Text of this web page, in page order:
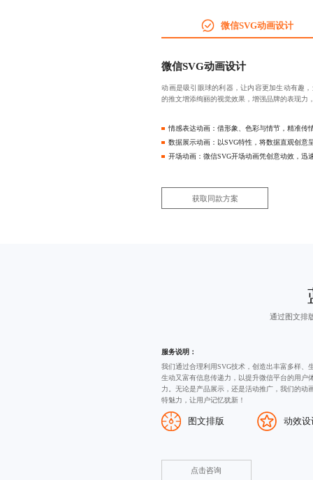
微信SVG动画设计
微信SVG动画设计
动画是吸引眼球的利器，让内容更加生动有趣
的推文增添绚丽的视觉效果，增强品牌的表现力
情感表达动画：借形象、色彩与情节，精准传
数据展示动画：以SVG特性，将数据直观创意
开场动画：微信SVG开场动画凭创意动效，迅
获取同款方案
通过图文排
服务说明：
我们通过合理利用SVG技术，创造出丰富多样、
生动又富有信息传递力，以提升微信平台的用户
力。无论是产品展示，还是活动推广，我们的动
特魅力，让用户记忆犹新！
图文排版 动效设
点击咨询